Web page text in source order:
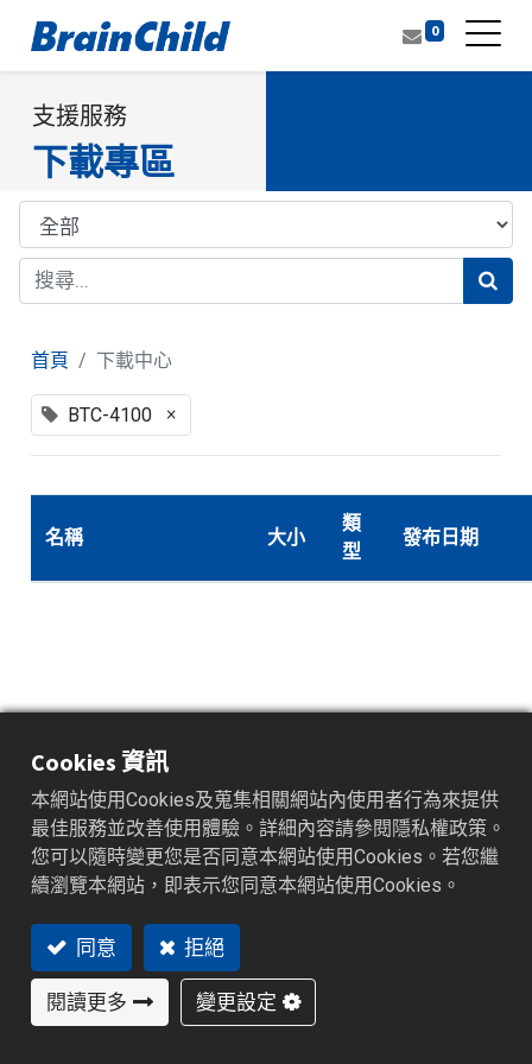
0
支援服務
下載專區
首頁 下載中心
BTC-4100 ×
名稱 大小
類
型
發布日期
訓練素材_Demo
Data Acquistion
47.7
MB
Cookies 資訊
本網站使用Cookies及蒐集相關網站內使用者行為來提供
最佳服務並改善使用體驗。詳細內容請參閱隱私權政策。
您可以隨時變更您是否同意本網站使用Cookies。若您繼
續瀏覽本網站，即表示您同意本網站使用Cookies。
同意 拒絕
閱讀更多 變更設定